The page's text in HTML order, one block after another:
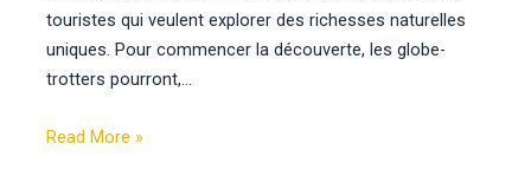
touristes qui veulent explorer des richesses naturelles
uniques. Pour commencer la découverte, les globe-
trotters pourront,…
Read More »